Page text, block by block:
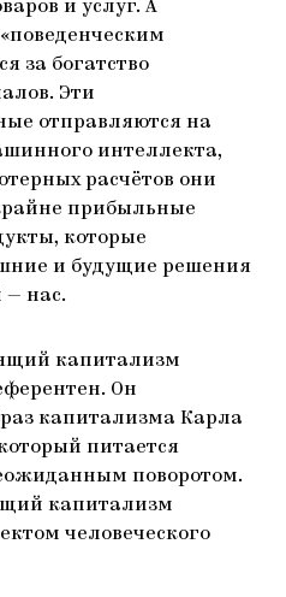
и услуг. А
за богатство
Эти
отправляются на
интеллекта,
расчётов они
прибыльные
которые
и будущие решения
— нас.
капитализм
Он
капитализма Карла
питается
поворотом.
капитализм
человеческого